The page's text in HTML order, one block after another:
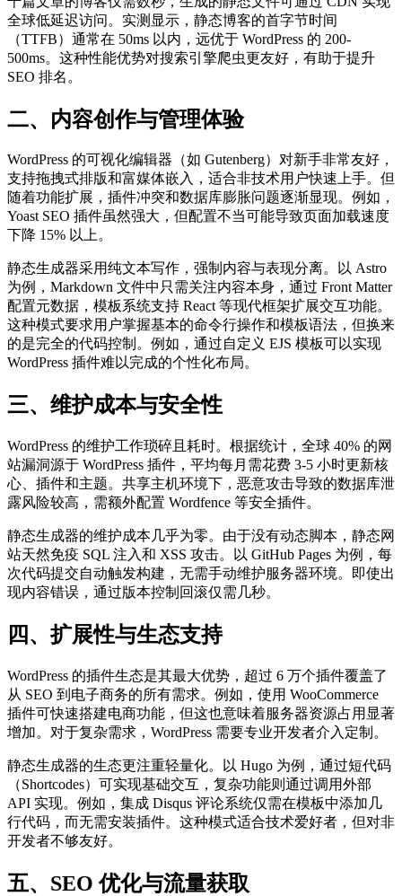
全球低延迟访问。实测显示，静态博客的首字节时间
（TTFB）通常在 50ms 以内，远优于 WordPress 的 200-
500ms。这种性能优势对搜索引擎爬虫更友好，有助于提升
SEO 排名。
二、内容创作与管理体验
WordPress 的可视化编辑器（如 Gutenberg）对新手非常友好，
支持拖拽式排版和富媒体嵌入，适合非技术用户快速上手。但
随着功能扩展，插件冲突和数据库膨胀问题逐渐显现。例如，
Yoast SEO 插件虽然强大，但配置不当可能导致页面加载速度
下降 15% 以上。
静态生成器采用纯文本写作，强制内容与表现分离。以 Astro
为例，Markdown 文件中只需关注内容本身，通过 Front Matter
配置元数据，模板系统支持 React 等现代框架扩展交互功能。
这种模式要求用户掌握基本的命令行操作和模板语法，但换来
的是完全的代码控制。例如，通过自定义 EJS 模板可以实现
WordPress 插件难以完成的个性化布局。
三、维护成本与安全性
WordPress 的维护工作琐碎且耗时。根据统计，全球 40% 的网
站漏洞源于 WordPress 插件，平均每月需花费 3-5 小时更新核
心、插件和主题。共享主机环境下，恶意攻击导致的数据库泄
露风险较高，需额外配置 Wordfence 等安全插件。
静态生成器的维护成本几乎为零。由于没有动态脚本，静态网
站天然免疫 SQL 注入和 XSS 攻击。以 GitHub Pages 为例，每
次代码提交自动触发构建，无需手动维护服务器环境。即使出
现内容错误，通过版本控制回滚仅需几秒。
四、扩展性与生态支持
WordPress 的插件生态是其最大优势，超过 6 万个插件覆盖了
从 SEO 到电子商务的所有需求。例如，使用 WooCommerce
插件可快速搭建电商功能，但这也意味着服务器资源占用显著
增加。对于复杂需求，WordPress 需要专业开发者介入定制。
静态生成器的生态更注重轻量化。以 Hugo 为例，通过短代码
（Shortcodes）可实现基础交互，复杂功能则通过调用外部
API 实现。例如，集成 Disqus 评论系统仅需在模板中添加几
行代码，而无需安装插件。这种模式适合技术爱好者，但对非
开发者不够友好。
五、SEO 优化与流量获取